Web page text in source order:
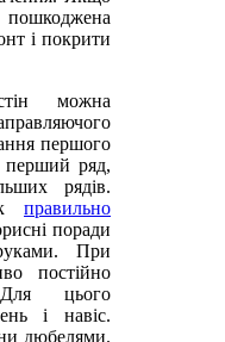
і покрити
можна
першого
перший ряд,
рядів.
правильно
поради
При
постійно
цього
і навіс.
дюбелями.